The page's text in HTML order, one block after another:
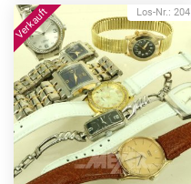
Los-Nr.: 204